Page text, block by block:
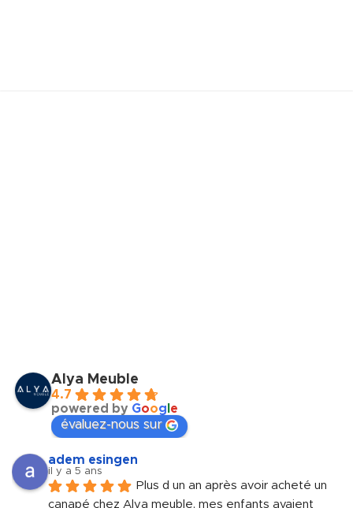
Alya Meuble
4.7
powered by Goog e
évaluez-nous sur
adem esingen
il y a 5 ans
Plus d un an après avoir acheté un
canapé chez Alya meuble, mes enfants avaient